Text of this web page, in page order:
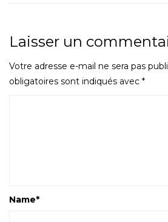
Laisser un
Votre adresse e-mail ne sera pas
obligatoires sont indiqués avec *
Name*